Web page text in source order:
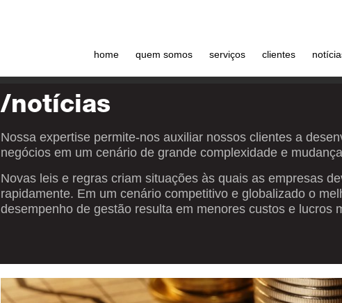
home quem somos serviços clientes
/notícias
Nossa expertise permite-nos auxiliar nossos clientes a
negócios em um cenário de grande complexidade e
Novas leis e regras criam situações às quais as empresas
rapidamente. Em um cenário competitivo e globalizado o
desempenho de gestão resulta em menores custos e lucros